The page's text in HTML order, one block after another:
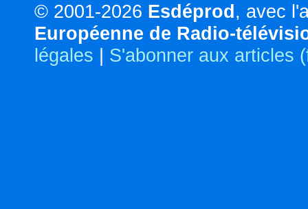
© 2001-2026 Esdéprod, avec
Européenne de Radio-
légales | S'abonner aux articles